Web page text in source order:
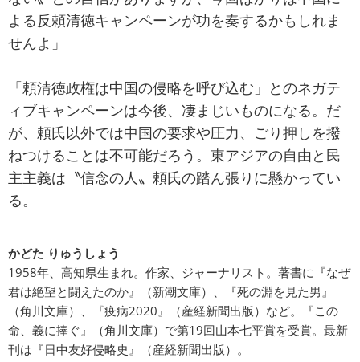
よる反頼清徳キャンペーンが功を奏するかもしれま
せんよ」
「頼清徳政権は中国の侵略を呼び込む」とのネガテ
ィブキャンペーンは今後、凄まじいものになる。だ
が、頼氏以外では中国の要求や圧力、ごり押しを撥
ねつけることは不可能だろう。東アジアの自由と民
主主義は〝信念の人〟頼氏の踏ん張りに懸かってい
る。
かどた りゅうしょう
1958年、高知県生まれ。作家、ジャーナリスト。著書に『なぜ
君は絶望と闘えたのか』（新潮文庫）、『死の淵を見た男』
（角川文庫）、『疫病2020』（産経新聞出版）など。『この
命、義に捧ぐ』（角川文庫）で第19回山本七平賞を受賞。最新
刊は『日中友好侵略史』（産経新聞出版）。